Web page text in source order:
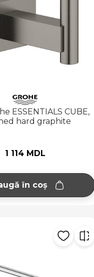
ESSENTIALS CUBE,
hard graphite
1 114 MDL
în coș